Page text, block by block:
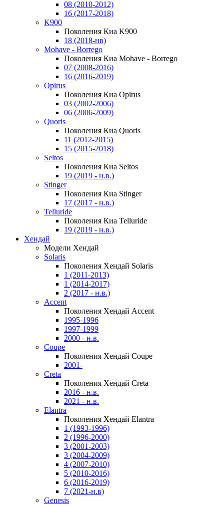
08 (2010-2012)
16 (2017-2018)
K900
Поколения Киа K900
18 (2018-нв)
Mohave - Borrego
Поколения Киа Mohave - Borrego
07 (2008-2016)
16 (2016-2019)
Opirus
Поколения Киа Opirus
03 (2002-2006)
06 (2006-2009)
Quoris
Поколения Киа Quoris
11 (2012-2015)
15 (2015-2018)
Seltos
Поколения Киа Seltos
19 (2019 - н.в.)
Stinger
Поколения Киа Stinger
17 (2017 - н.в.)
Telluride
Поколения Киа Telluride
19 (2019 - н.в.)
Хендай
Модели Хендай
Solaris
Поколения Хендай Solaris
1 (2011-2013)
1 (2014-2017)
2 (2017 - н.в.)
Accent
Поколения Хендай Accent
1995-1996
1997-1999
2000 - н.в.
Coupe
Поколения Хендай Coupe
2001-
Creta
Поколения Хендай Creta
2016 - н.в.
2021 - н.в.
Elantra
Поколения Хендай Elantra
1 (1993-1996)
2 (1996-2000)
3 (2001-2003)
3 (2004-2009)
4 (2007-2010)
5 (2010-2016)
6 (2016-2019)
7 (2021-н.в)
Genesis